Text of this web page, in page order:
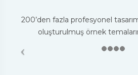
200’den fazla profesyonel
oluşturulmuş örnek